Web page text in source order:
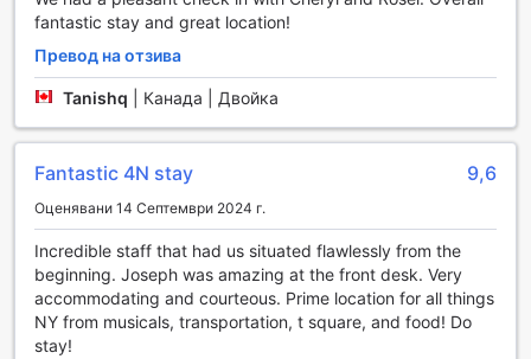
InterContinental New York Times Square предлага
изключителни спортни съоръжения, които ще задоволят
нуждите на всеки любител на активния начин на живот.
Фитнес центърът на хотела е отворен 24 часа в
денонощието, което позволява на гостите да тренират
Съоръжението е оборудвано с най-съвременни уреди,
включително кардио машини, тежести и разнообразие
от фитнес аксесоари, осигуряващи пълноценна
тренировка за всички мускулни групи.
Освен това, фитнес центърът е безплатен за всички
гости на хотела, което прави InterContinental New York
Times Square идеално място за тези, които искат да
поддържат форма по време на своето пътуване.
fantastic stay and great location!
Превод на отзива
Tanishq Канада | Двойка
Fantastic 4N stay 9,6
Оценявани 14 Септември 2024 г.
Incredible staff that had us situated flawlessly from the
beginning. Joseph was amazing at the front desk. Very
accommodating and courteous. Prime location for all things
NY from musicals, transportation, t square, and food! Do
stay!